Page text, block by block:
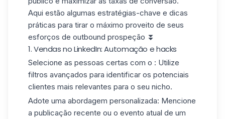
Aqui estão algumas estratégias-chave e dicas
práticas para tirar o máximo proveito de seus
esforços de outbound prospeção ⏬
1. Vendas no LinkedIn: Automação e hacks
Selecione as pessoas certas com o : Utilize
filtros avançados para identificar os potenciais
clientes mais relevantes para o seu nicho.
Adote uma abordagem personalizada: Mencione
a publicação recente ou o evento atual de um